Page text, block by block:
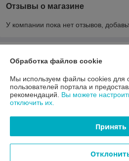
Отзывы о магазине
У компании пока нет отзывов,
Контакты
Доставка и оплата
Полная версия сайта
Обработка файлов cookie
Мы используем файлы cookies для
пользователей портала и
рекомендаций. Вы можете
отключить их.
Принять